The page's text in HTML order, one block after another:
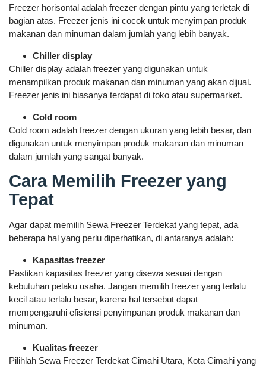
Freezer horisontal adalah freezer dengan pintu yang terletak di
bagian atas. Freezer jenis ini cocok untuk menyimpan produk
makanan dan minuman dalam jumlah yang lebih banyak.
Chiller display
Chiller display adalah freezer yang digunakan untuk
menampilkan produk makanan dan minuman yang akan dijual.
Freezer jenis ini biasanya terdapat di toko atau supermarket.
Cold room
Cold room adalah freezer dengan ukuran yang lebih besar, dan
digunakan untuk menyimpan produk makanan dan minuman
dalam jumlah yang sangat banyak.
Cara Memilih Freezer yang
Tepat
Agar dapat memilih Sewa Freezer Terdekat yang tepat, ada
beberapa hal yang perlu diperhatikan, di antaranya adalah:
Kapasitas freezer
Pastikan kapasitas freezer yang disewa sesuai dengan
kebutuhan pelaku usaha. Jangan memilih freezer yang terlalu
kecil atau terlalu besar, karena hal tersebut dapat
mempengaruhi efisiensi penyimpanan produk makanan dan
minuman.
Kualitas freezer
Pilihlah Sewa Freezer Terdekat Cimahi Utara, Kota Cimahi yang